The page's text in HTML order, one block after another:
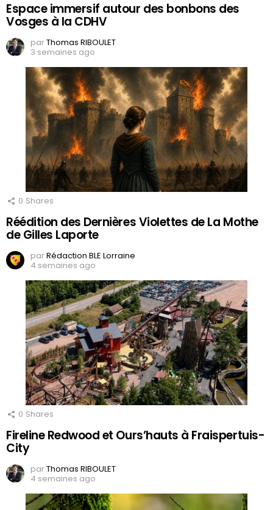
Espace immersif autour des bonbons des
Vosges à la CDHV
parThomas RIBOULET
3 semaines ago
0 Shares
Réédition des Dernières Violettes de La Mothe
de Gilles Laporte
parRédaction BLE Lorraine
4 semaines ago
0 Shares
Fireline Redwood et Ours’hauts à Fraispertuis-
City
parThomas RIBOULET
4 semaines ago